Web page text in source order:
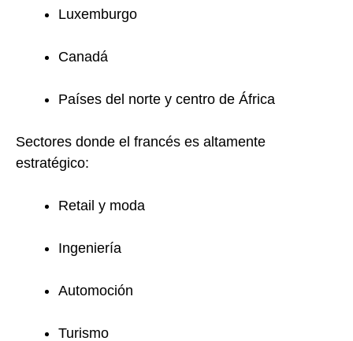
Luxemburgo
Canadá
Países del norte y centro de África
Sectores donde el francés es altamente
estratégico:
Retail y moda
Ingeniería
Automoción
Turismo